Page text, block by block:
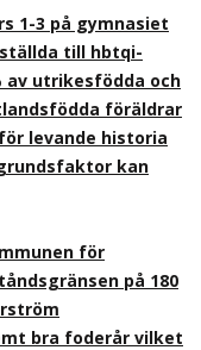
1-3 på gymnasiet
till hbtqi-
av utrikesfödda och
föräldrar
levande historia
kan
för
på 180
bra foderår vilket